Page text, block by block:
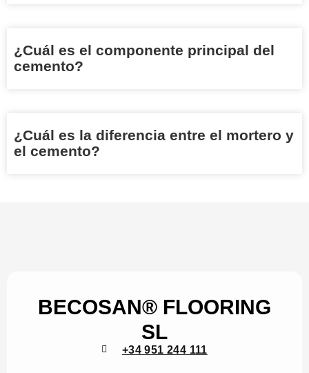
¿Cuál es el componente principal del
cemento?
¿Cuál es la diferencia entre el mortero y
el cemento?
BECOSAN® FLOORING
SL
+34 951 244 111